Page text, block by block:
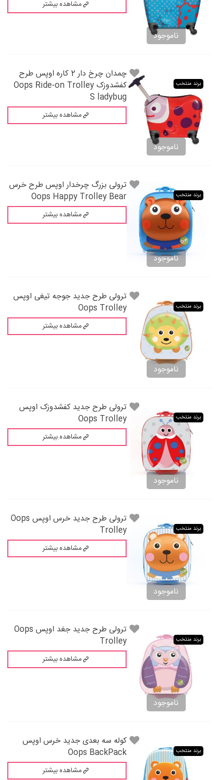
ناموجود
مشاهده بیشتر
برند منتخب
ناموجود
چمدان چرخ دار 2 کاره اوپس طرح
کفشدوزک Oops Ride-on Trolley
S ladybug
مشاهده بیشتر
برند منتخب
ناموجود
ترولی بزرگ چرخدار اوپس طرح خرس
Oops Happy Trolley Bear
مشاهده بیشتر
برند منتخب
ناموجود
ترولی طرح جدید جوجه تیغی اوپس
Oops Trolley
مشاهده بیشتر
برند منتخب
ناموجود
ترولی طرح جدید کفشدوزک اوپس
Oops Trolley
مشاهده بیشتر
برند منتخب
ناموجود
ترولی طرح جدید خرس اوپس Oops
Trolley
مشاهده بیشتر
برند منتخب
ناموجود
ترولی طرح جدید جغد اوپس Oops
Trolley
مشاهده بیشتر
برند منتخب
کوله سه بعدی جدید خرس اوپس
Oops BackPack
مشاهده بیشتر